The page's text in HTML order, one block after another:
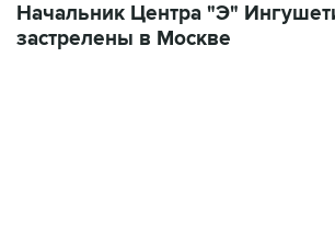
Начальник Центра "Э"
застрелены в Москве